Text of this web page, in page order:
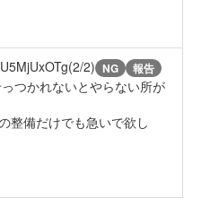
2) NG 報告
つかれないとやらない所が
整備だけでも急いで欲し